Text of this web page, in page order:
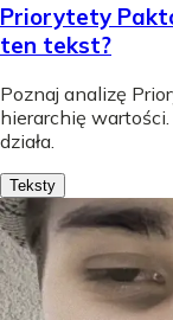
Priorytety
ten tekst?
Poznaj analizę
hierarchię
działa.
Teksty